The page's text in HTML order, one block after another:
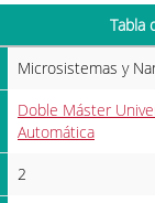
Tabla
Microsistemas y
Doble Máster
Automática
2